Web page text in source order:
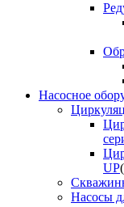
Насосное
UP
Насосы